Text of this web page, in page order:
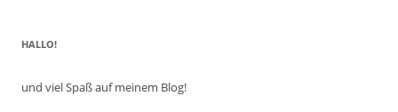
HALLO!
und viel Spaß auf meinem Blog!